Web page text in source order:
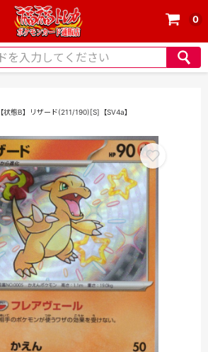
0
【状態B】リザード(211/190)[S]【SV4a】